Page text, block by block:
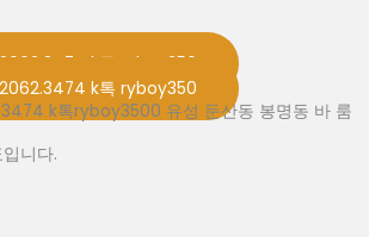
k톡 ryboy350​
k톡 ryboy350​
k톡ryboy3500 유성 둔산동 봉명동 바 룸
니다.